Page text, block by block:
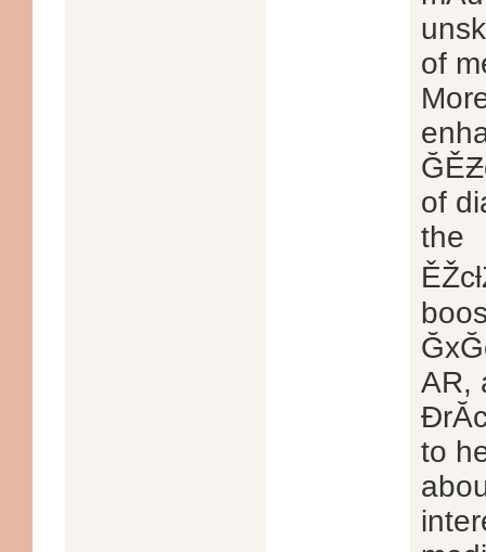
of
of
the
AR,
to